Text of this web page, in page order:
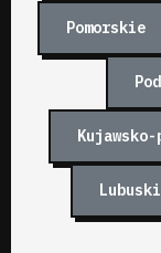
Pomorskie